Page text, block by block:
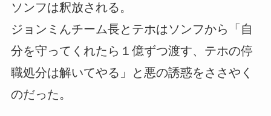
ソンフは釈放される。
ジョンミんチーム長とテホはソンフから「自
分を守ってくれたら１億ずつ渡す、テホの停
職処分は解いてやる」と悪の誘惑をささやく
のだった。